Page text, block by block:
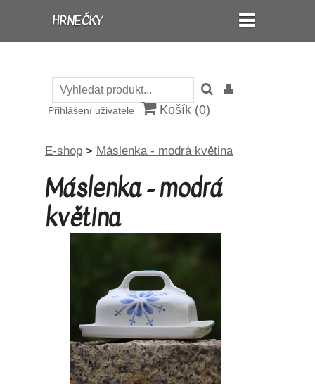
HRNEČKY
Přihlášení uživatele Košík (0)
E-shop > Máslenka - modrá květina
Máslenka - modrá
květina